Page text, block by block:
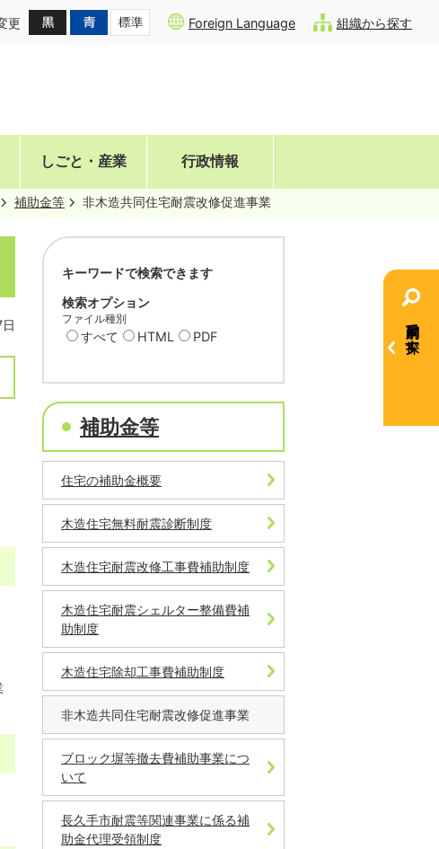
更 Foreign Language 組織から探す
しごと・産業 行政情報
目的別で探す
補助金等 非木造共同住宅耐震改修促進事業
キーワードで検索できます
検索オプション
ファイル種別
すべて HTML PDF
補助金等
住宅の補助金概要
木造住宅無料耐震診断制度
木造住宅耐震改修工事費補助制度
木造住宅耐震シェルター整備費補
助制度
木造住宅除却工事費補助制度
非木造共同住宅耐震改修促進事業
ブロック塀等撤去費補助事業につ
いて
長久手市耐震等関連事業に係る補
助金代理受領制度